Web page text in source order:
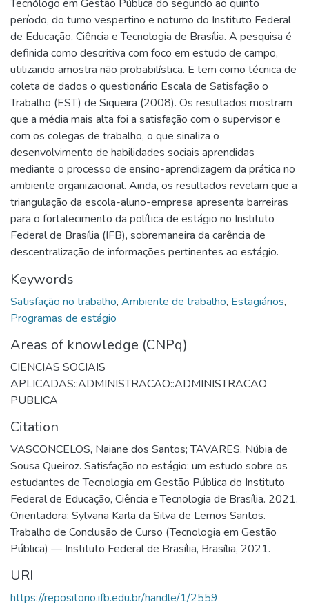
Tecnólogo em Gestão Pública do segundo ao quinto
período, do turno vespertino e noturno do Instituto Federal
de Educação, Ciência e Tecnologia de Brasília. A pesquisa é
definida como descritiva com foco em estudo de campo,
utilizando amostra não probabilística. E tem como técnica de
coleta de dados o questionário Escala de Satisfação o
Trabalho (EST) de Siqueira (2008). Os resultados mostram
que a média mais alta foi a satisfação com o supervisor e
com os colegas de trabalho, o que sinaliza o
desenvolvimento de habilidades sociais aprendidas
mediante o processo de ensino-aprendizagem da prática no
ambiente organizacional. Ainda, os resultados revelam que a
triangulação da escola-aluno-empresa apresenta barreiras
para o fortalecimento da política de estágio no Instituto
Federal de Brasília (IFB), sobremaneira da carência de
descentralização de informações pertinentes ao estágio.
Keywords
Satisfação no trabalho, Ambiente de trabalho, Estagiários,
Programas de estágio
Areas of knowledge (CNPq)
CIENCIAS SOCIAIS
APLICADAS::ADMINISTRACAO::ADMINISTRACAO
PUBLICA
Citation
VASCONCELOS, Naiane dos Santos; TAVARES, Núbia de
Sousa Queiroz. Satisfação no estágio: um estudo sobre os
estudantes de Tecnologia em Gestão Pública do Instituto
Federal de Educação, Ciência e Tecnologia de Brasília. 2021.
Orientadora: Sylvana Karla da Silva de Lemos Santos.
Trabalho de Conclusão de Curso (Tecnologia em Gestão
Pública) — Instituto Federal de Brasília, Brasília, 2021.
URI
https://repositorio.ifb.edu.br/handle/1/2559